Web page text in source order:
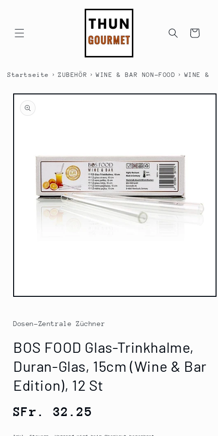
Warenkorb
Startseite › ZUBEHÖR › WINE & BAR NON-FOOD › WINE &
Medien
Modal
öffnen
Dosen-Zentrale Züchner
BOS FOOD Glas-Trinkhalme,
Duran-Glas, 15cm (Wine & Bar
Edition), 12 St
Normaler
SFr. 32.25